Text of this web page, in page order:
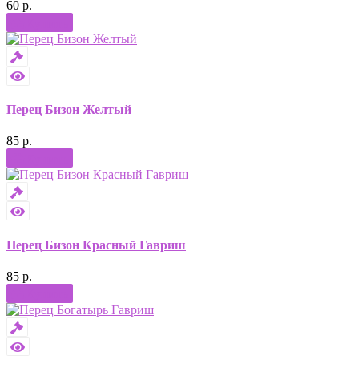
60 р.
Перец Бизон Желтый
85 р.
Перец Бизон Красный Гавриш
85 р.